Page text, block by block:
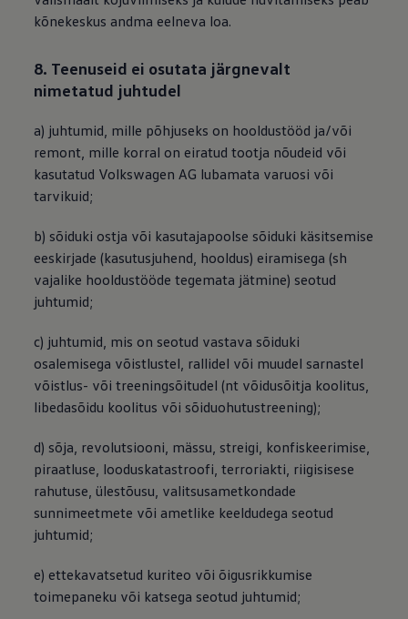
kõnekeskus andma eelneva loa.
8. Teenuseid ei osutata järgnevalt
nimetatud juhtudel
a) juhtumid, mille põhjuseks on hooldustööd ja/või
remont, mille korral on eiratud tootja nõudeid või
kasutatud Volkswagen AG lubamata varuosi või
tarvikuid;
b) sõiduki ostja või kasutajapoolse sõiduki käsitsemise
eeskirjade (kasutusjuhend, hooldus) eiramisega (sh
vajalike hooldustööde tegemata jätmine) seotud
juhtumid;
c) juhtumid, mis on seotud vastava sõiduki
osalemisega võistlustel, rallidel või muudel sarnastel
võistlus- või treeningsõitudel (nt võidusõitja koolitus,
libedasõidu koolitus või sõiduohutustreening);
d) sõja, revolutsiooni, mässu, streigi, konfiskeerimise,
piraatluse, looduskatastroofi, terroriakti, riigisisese
rahutuse, ülestõusu, valitsusametkondade
sunnimeetmete või ametlike keeldudega seotud
juhtumid;
e) ettekavatsetud kuriteo või õigusrikkumise
toimepaneku või katsega seotud juhtumid;